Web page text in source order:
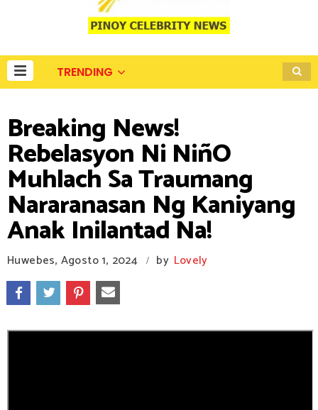
TRENDING
Breaking News!
Rebelasyon Ni NiñO
Muhlach Sa Traumang
Nararanasan Ng Kaniyang
Anak Inilantad Na!
Huwebes, Agosto 1, 2024 / by Lovely